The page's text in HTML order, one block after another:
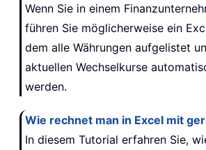
Wenn Sie in einem
führen Sie möglicherweise ein
dem alle Währungen aufgelistet
aktuellen Wechselkurse
werden.
Wie rechnet man in Excel mit
In diesem Tutorial erfahren Sie,